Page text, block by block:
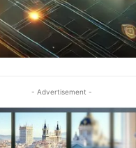
- Advertisement -